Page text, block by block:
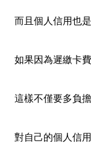
而且個人信用也
如果因為遲繳卡
這樣不僅要多負
對自己的個人信